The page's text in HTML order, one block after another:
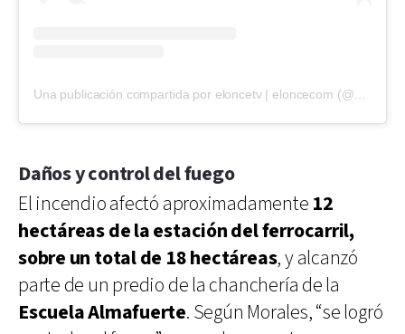
Daños y control del fuego
El incendio afectó aproximadamente 12
hectáreas de la estación del ferrocarril,
sobre un total de 18 hectáreas, y alcanzó
parte de un predio de la chanchería de la
Escuela Almafuerte. Según Morales, “se logró